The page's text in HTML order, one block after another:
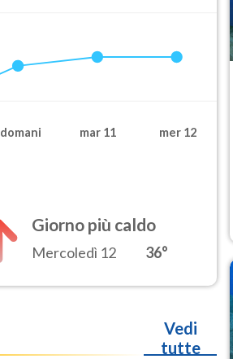
domani mar 11 mer 12
Giorno più caldo
Mercoledì 12 36°
Vedi
tutte